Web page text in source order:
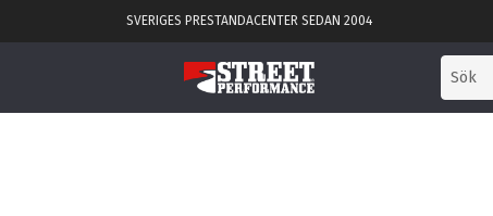
SVERIGES PRESTANDACENTER SEDAN 2004